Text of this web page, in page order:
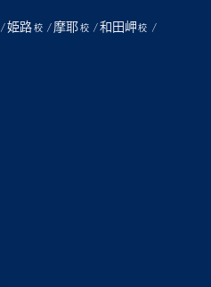
姫路 校/ 摩耶 校/和田岬 校 /